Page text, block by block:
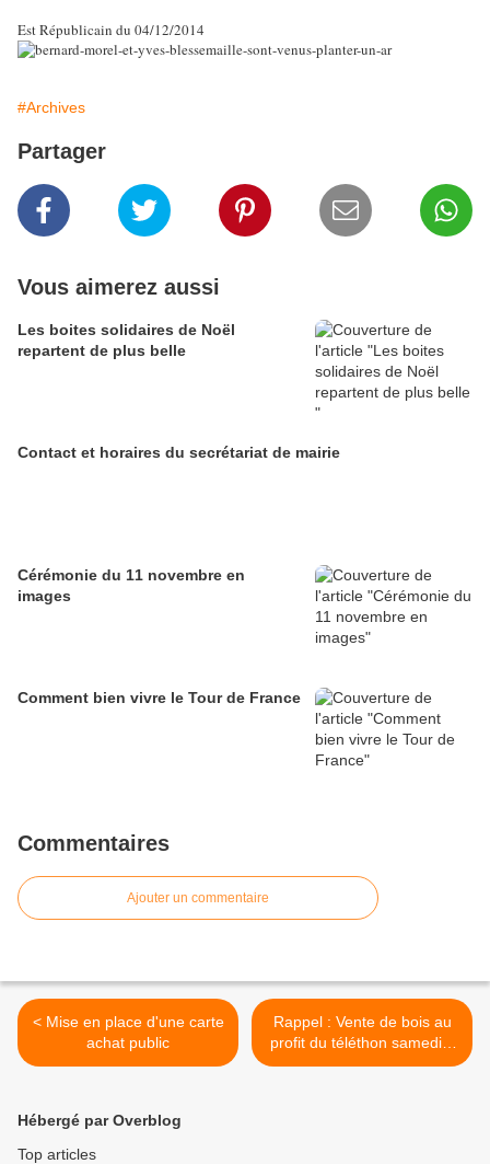
Est Républicain du 04/12/2014
#Archives
Partager
Vous aimerez aussi
Les boites solidaires de Noël
repartent de plus belle
Contact et horaires du secrétariat de mairie
Cérémonie du 11 novembre en
images
Comment bien vivre le Tour de France
Commentaires
Ajouter un commentaire
< Mise en place d'une carte
achat public
Rappel : Vente de bois au
profit du téléthon samedi 6
décembre >
Hébergé par Overblog
Top articles